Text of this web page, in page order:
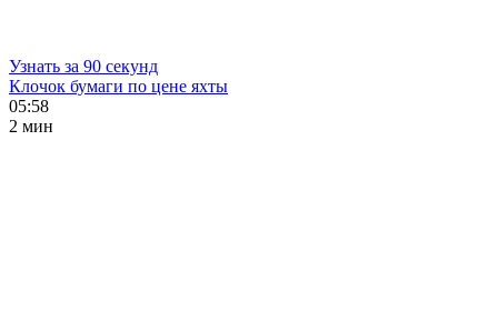
Узнать за 90 секунд
Клочок бумаги по цене яхты
05:58
2 мин